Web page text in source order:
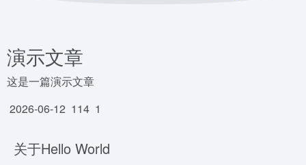
演示文章
这是一篇演示文章
2026-06-12 114 1
关于Hello World